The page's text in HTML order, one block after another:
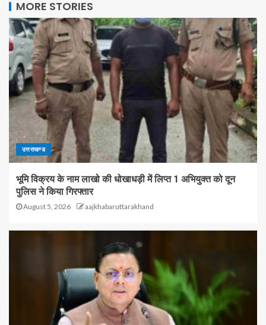
MORE STORIES
उत्तराखण्ड
भूमि विक्रय के नाम लाखो की धोखाधड़ी में लिप्त 1 अभियुक्त को दून
पुलिस ने किया गिरफ्तार
August 5, 2026 aajkhabaruttarakhand